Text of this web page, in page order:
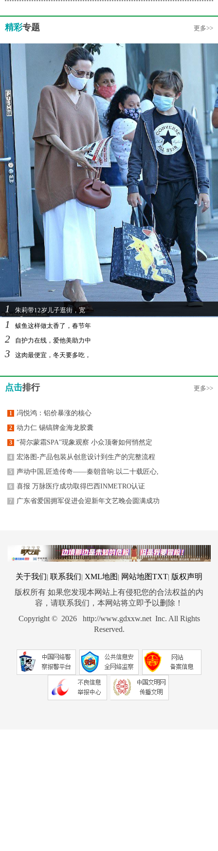
精彩专题 更多>>
1 朱莉带12岁儿子逛街，宽
1 鲅鱼这样做太香了，春节年
2 自护力在线，爱他美助力中
3 这肉最便宜，冬天要多吃，
点击排行 更多>>
1 冯悦鸿：铝价暴涨的核心
2 动力仁 锡镐牌金海龙胶囊
3 “荷尔蒙霜SPA”现象观察 小众顶奢如何悄然定
4 宏洛图-产品包装从创意设计到生产的完整流程
5 声动中国,匠造传奇——秦朝音响:以二十载匠心,
6 喜报 万脉医疗成功取得巴西INMETRO认证
7 广东省爱国拥军促进会迎新年文艺晚会圆满成功
关于我们 联系我们 XML地图 网站地图TXT 版权声明
版权所有 如果您发现本网站上有侵犯您的合法权益的内
容，请联系我们，本网站将立即予以删除！
Copyright © 2026 http://www.gdxxw.net Inc. All Rights
Reserved.